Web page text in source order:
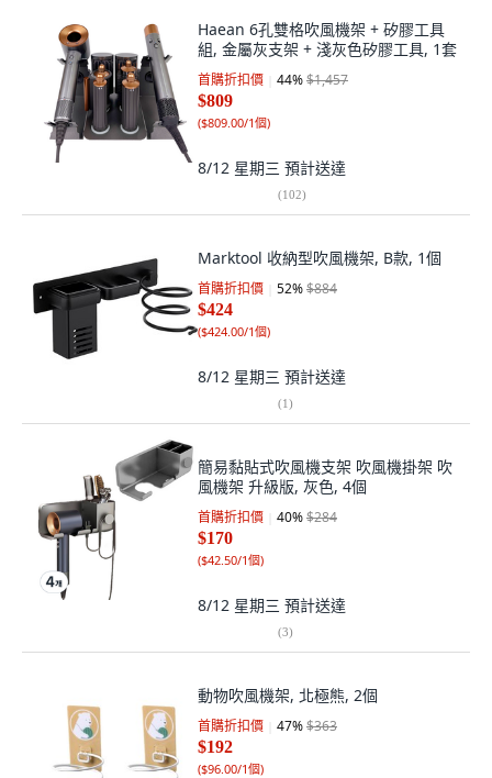
Haean 6孔雙格吹風機架 + 矽膠工具
組, 金屬灰支架 + 淺灰色矽膠工具, 1套
首購折扣價 44%$1,457
$809
($809.00/1個)
8/12 星期三 預計送達
(102)
Marktool 收納型吹風機架, B款, 1個
首購折扣價 52%$884
$424
($424.00/1個)
8/12 星期三 預計送達
(1)
簡易黏貼式吹風機支架 吹風機掛架 吹
風機架 升級版, 灰色, 4個
首購折扣價 40%$284
$170
($42.50/1個)
8/12 星期三 預計送達
(3)
動物吹風機架, 北極熊, 2個
首購折扣價 47%$363
$192
($96.00/1個)